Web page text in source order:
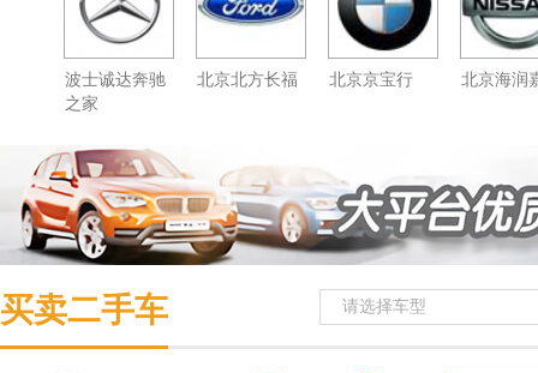
波士诚达奔驰
之家
北京北方长福 北京京宝行 北京海润
买卖二手车 请选择车型